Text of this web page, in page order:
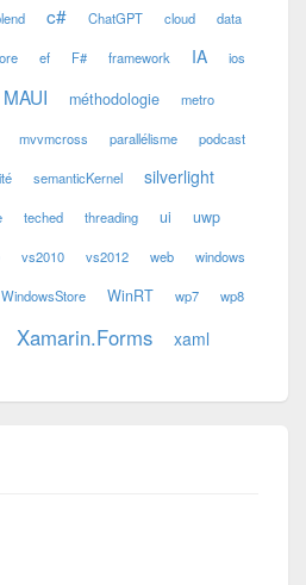
c# ChatGPT cloud data
ef F# framework IA ios
MAUI méthodologie metro
mvvmcross parallélisme podcast
semanticKernel silverlight
teched threading ui uwp
vs2010 vs2012 web windows
WindowsStore WinRT wp7 wp8
Xamarin.Forms xaml